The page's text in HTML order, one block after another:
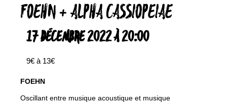
FOEHN + ALPHA CASSIOPEIAE
17 DÉCEMBRE 2022 À 20:00
9€ à 13€
FOEHN
Oscillant entre musique acoustique et musique